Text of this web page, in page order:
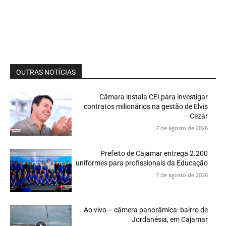
OUTRAS NOTÍCIAS
Câmara instala CEI para investigar
contratos milionários na gestão de Elvis
Cezar
7 de agosto de 2026
Prefeito de Cajamar entrega 2.200
uniformes para profissionais da Educação
7 de agosto de 2026
Ao vivo – câmera panorâmica: bairro de
Jordanésia, em Cajamar